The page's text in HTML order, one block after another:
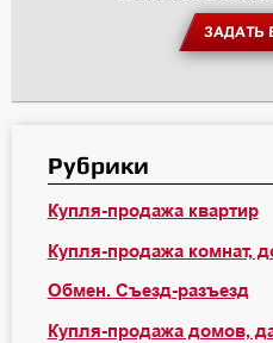
ЗАДАТЬ
Рубрики
Купля-продажа квартир
Купля-продажа комнат,
Обмен. Съезд-разъезд
Купля-продажа домов,